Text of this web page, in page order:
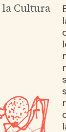
la Cultura